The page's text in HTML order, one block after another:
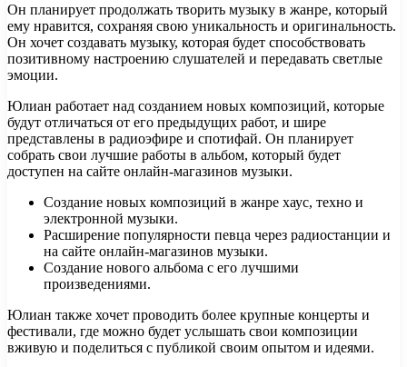
Он планирует продолжать творить музыку в жанре, который
ему нравится, сохраняя свою уникальность и оригинальность.
Он хочет создавать музыку, которая будет способствовать
позитивному настроению слушателей и передавать светлые
эмоции.
Юлиан работает над созданием новых композиций, которые
будут отличаться от его предыдущих работ, и шире
представлены в радиоэфире и спотифай. Он планирует
собрать свои лучшие работы в альбом, который будет
доступен на сайте онлайн-магазинов музыки.
Создание новых композиций в жанре хаус, техно и
электронной музыки.
Расширение популярности певца через радиостанции и
на сайте онлайн-магазинов музыки.
Создание нового альбома с его лучшими
произведениями.
Юлиан также хочет проводить более крупные концерты и
фестивали, где можно будет услышать свои композиции
вживую и поделиться с публикой своим опытом и идеями.